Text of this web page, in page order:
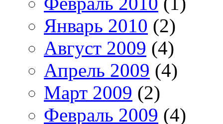
Январь 2010 (2)
Август 2009 (4)
Апрель 2009 (4)
Март 2009 (2)
Февраль 2009 (4)